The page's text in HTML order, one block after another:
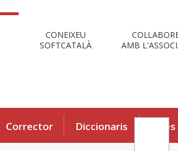
CONEIXEU
SOFTCATALÀ
AMB
Corrector Diccionaris Eines